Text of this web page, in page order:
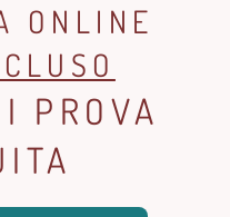
ONLINE
PROVA